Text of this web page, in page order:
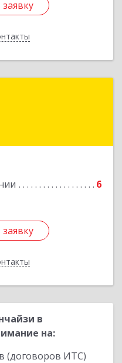
6
м.о., Столбовая
в
на:
(договоров ИТС)